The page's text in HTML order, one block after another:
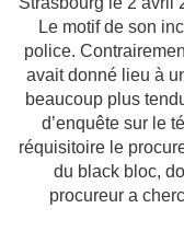
Le motif de son
police.
avait donné lieu à
beaucoup plus
d’enquête sur le
réquisitoire le
du black bloc,
procureur a